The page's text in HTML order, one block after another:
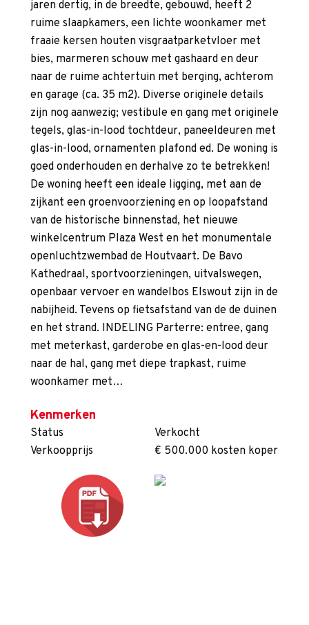
jaren dertig, in de breedte, gebouwd, heeft 2
ruime slaapkamers, een lichte woonkamer met
fraaie kersen houten visgraatparketvloer met
bies, marmeren schouw met gashaard en deur
naar de ruime achtertuin met berging, achterom
en garage (ca. 35 m2). Diverse originele details
zijn nog aanwezig; vestibule en gang met originele
tegels, glas-in-lood tochtdeur, paneeldeuren met
glas-in-lood, ornamenten plafond ed. De woning is
goed onderhouden en derhalve zo te betrekken!
De woning heeft een ideale ligging, met aan de
zijkant een groenvoorziening en op loopafstand
van de historische binnenstad, het nieuwe
winkelcentrum Plaza West en het monumentale
openluchtzwembad de Houtvaart. De Bavo
Kathedraal, sportvoorzieningen, uitvalswegen,
openbaar vervoer en wandelbos Elswout zijn in de
nabijheid. Tevens op fietsafstand van de de duinen
en het strand. INDELING Parterre: entree, gang
met meterkast, garderobe en glas-en-lood deur
naar de hal, gang met diepe trapkast, ruime
woonkamer met…
Kenmerken
Status
Verkocht
Verkoopprijs
€ 500.000 kosten koper